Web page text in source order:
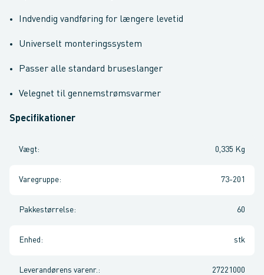
Indvendig vandføring for længere levetid
Universelt monteringssystem
Passer alle standard bruseslanger
Velegnet til gennemstrømsvarmer
Specifikationer
Vægt: 0,335 Kg
Varegruppe: 73-201
Pakkestørrelse: 60
Enhed : stk
Leverandørens varenr. : 27221000